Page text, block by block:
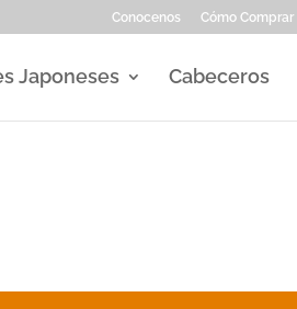
Conocenos Cómo Comprar
Japoneses Cabeceros